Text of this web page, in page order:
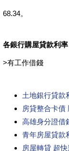
68.34。
各銀行購屋貸款利率
>有工作借錢
土地銀行貸款
房貸整合卡債
高雄身分證借
青年房屋貸款
房屋轉貸 超